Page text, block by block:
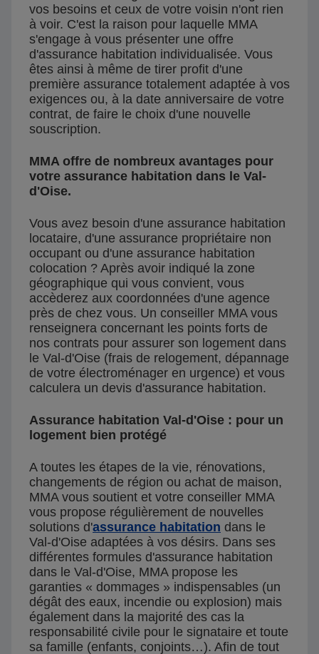
vos besoins et ceux de votre voisin n'ont rien
à voir. C'est la raison pour laquelle MMA
s'engage à vous présenter une offre
d'assurance habitation individualisée. Vous
êtes ainsi à même de tirer profit d'une
première assurance totalement adaptée à vos
exigences ou, à la date anniversaire de votre
contrat, de faire le choix d'une nouvelle
souscription.
MMA offre de nombreux avantages pour
votre assurance habitation dans le Val-
d'Oise.
Vous avez besoin d'une assurance habitation
locataire, d'une assurance propriétaire non
occupant ou d'une assurance habitation
colocation ? Après avoir indiqué la zone
géographique qui vous convient, vous
accèderez aux coordonnées d'une agence
près de chez vous. Un conseiller MMA vous
renseignera concernant les points forts de
nos contrats pour assurer son logement dans
le Val-d'Oise (frais de relogement, dépannage
de votre électroménager en urgence) et vous
calculera un devis d'assurance habitation.
Assurance habitation Val-d'Oise : pour un
logement bien protégé
A toutes les étapes de la vie, rénovations,
changements de région ou achat de maison,
MMA vous soutient et votre conseiller MMA
vous propose régulièrement de nouvelles
solutions d'assurance habitation dans le
Val-d'Oise adaptées à vos désirs. Dans ses
différentes formules d'assurance habitation
dans le Val-d'Oise, MMA propose les
garanties « dommages » indispensables (un
dégât des eaux, incendie ou explosion) mais
également dans la majorité des cas la
responsabilité civile pour le signataire et toute
sa famille (enfants, conjoints…). Afin de tout